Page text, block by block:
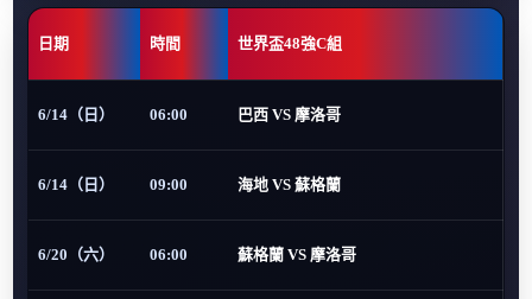
日期 時間 世界盃48強C組
6/14（日） 06:00 巴西 VS 摩洛哥
6/14（日） 09:00 海地 VS 蘇格蘭
6/20（六） 06:00 蘇格蘭 VS 摩洛哥